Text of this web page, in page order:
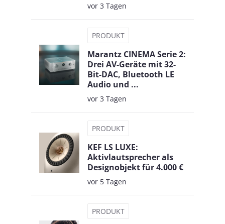
vor 3 Tagen
PRODUKT
Marantz CINEMA Serie 2:
Drei AV-Geräte mit 32-
Bit-DAC, Bluetooth LE
Audio und ...
vor 3 Tagen
PRODUKT
KEF LS LUXE:
Aktivlautsprecher als
Designobjekt für 4.000 €
vor 5 Tagen
PRODUKT